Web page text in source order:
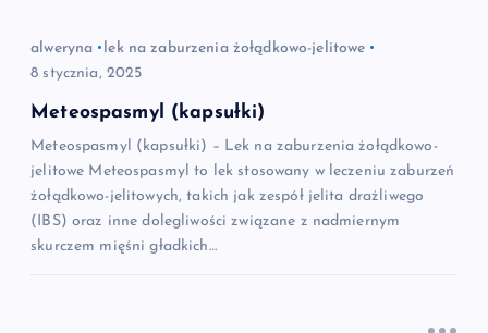
alweryna
lek na zaburzenia żołądkowo-jelitowe
8 stycznia, 2025
Meteospasmyl (kapsułki)
Meteospasmyl (kapsułki) – Lek na zaburzenia żołądkowo-
jelitowe Meteospasmyl to lek stosowany w leczeniu zaburzeń
żołądkowo-jelitowych, takich jak zespół jelita drażliwego
(IBS) oraz inne dolegliwości związane z nadmiernym
skurczem mięśni gładkich…